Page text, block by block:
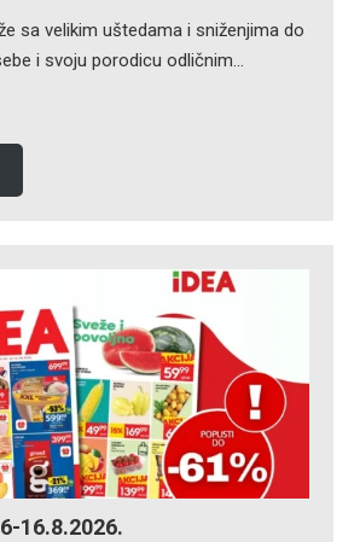
sa velikim uštedama i sniženjima do
i svoju porodicu odličnim…
16.8.2026.